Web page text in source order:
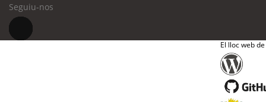
Seguiu-nos
El lloc web